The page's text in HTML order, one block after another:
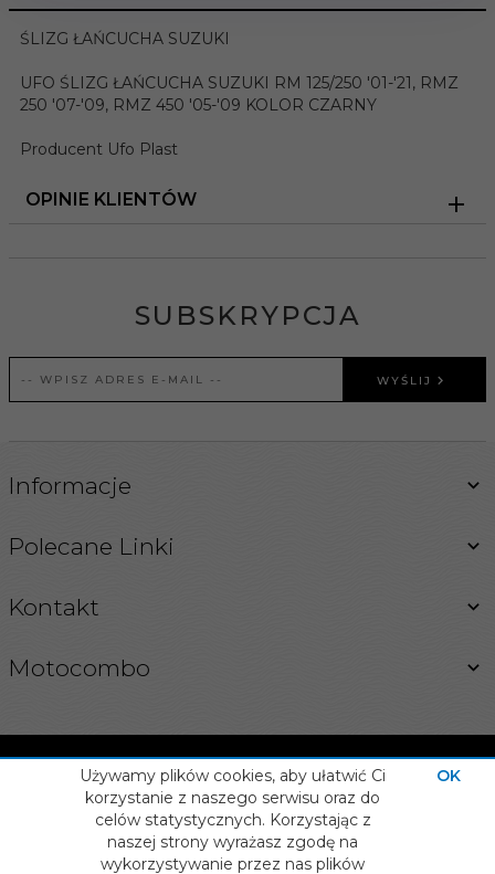
ŚLIZG ŁAŃCUCHA SUZUKI
UFO ŚLIZG ŁAŃCUCHA SUZUKI RM 125/250 '01-'21, RMZ
250 '07-'09, RMZ 450 '05-'09 KOLOR CZARNY
Producent Ufo Plast
OPINIE KLIENTÓW
SUBSKRYPCJA
WYŚLIJ
Informacje
Polecane Linki
Kontakt
Motocombo
info@motocombo.pl
INFORMACJA O COOKIES
OPROGRAMOWANIE SKLEPU INTERNETOWEGO
Używamy plików cookies, aby ułatwić Ci
korzystanie z naszego serwisu oraz do
celów statystycznych. Korzystając z
naszej strony wyrażasz zgodę na
wykorzystywanie przez nas plików
OK